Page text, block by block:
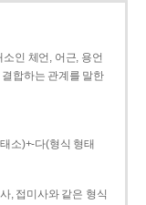
소인 체언, 어근, 용언
합하는 관계를 말한
소)+-다(형식 형태
, 접미사와 같은 형식